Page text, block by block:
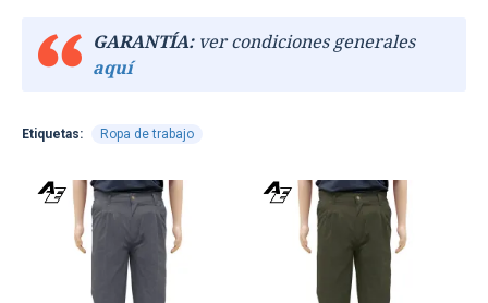
GARANTÍA:ver condiciones generales
aquí
Etiquetas: Ropa de trabajo
TEXTTRANSPARENTE